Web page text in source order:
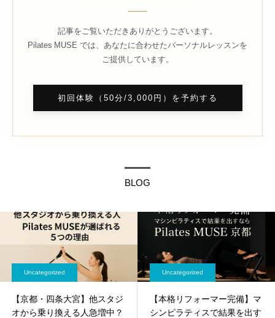
記事をご覧いただきありがとうございます。
Pilates MUSE では、あなたに合わせたパーソナルレッスンを
ご提供しています。
初回体験（50分/3,000円）を予約する
BLOG
Uncategorized
【京都・四条大宮】他スタジ
オから乗り換える人急増中？
Uncategorized
【本格リフォーマー完備】マ
シンピラティスで結果を出す